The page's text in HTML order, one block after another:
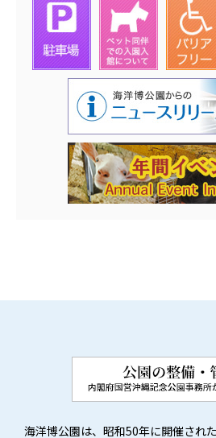
海洋博公園は、昭和50年に開催され